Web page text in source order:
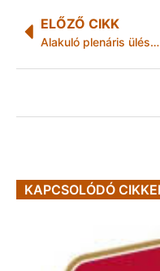
ELŐZŐ CIKK
Alakuló plenáris ülést tart az Európai Parlament
KAPCSOLÓDÓ